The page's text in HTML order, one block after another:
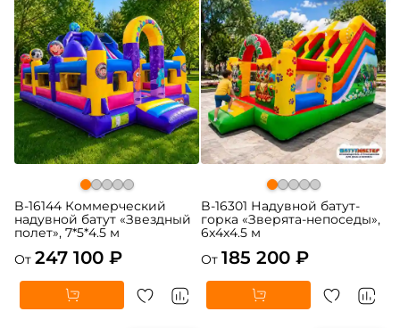
B-16144 Коммерческий
надувной батут «Звездный
полет», 7*5*4.5 м
От 247 100 ₽
B-16301 Надувной батут-
горка «Зверята-непоседы»,
6x4x4.5 м
От 185 200 ₽